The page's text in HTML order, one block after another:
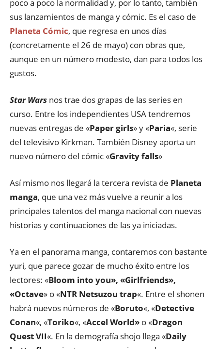
poco a poco la normalidad y, por lo tanto, también
sus lanzamientos de manga y cómic. Es el caso de
Planeta Cómic, que regresa en unos días
(concretamente el 26 de mayo) con obras que,
aunque en un número modesto, dan para todos los
gustos.
Star Wars nos trae dos grapas de las series en
curso. Entre los independientes USA tendremos
nuevas entregas de «Paper girls» y «Paria«, serie
del televisivo Kirkman. También Disney aporta un
nuevo número del cómic «Gravity falls»
Así mismo nos llegará la tercera revista de Planeta
manga, que una vez más vuelve a reunir a los
principales talentos del manga nacional con nuevas
historias y continuaciones de las ya iniciadas.
Ya en el panorama manga, contaremos con bastante
yuri, que parece gozar de mucho éxito entre los
lectores: «Bloom into you», «Girlfriends»,
«Octave» o «NTR Netsuzou trap«. Entre el shonen
habrá nuevos números de «Boruto«, «Detective
Conan«, «Toriko«, «Accel World» o «Dragon
Quest VII«. En la demografía shojo llega «Daily